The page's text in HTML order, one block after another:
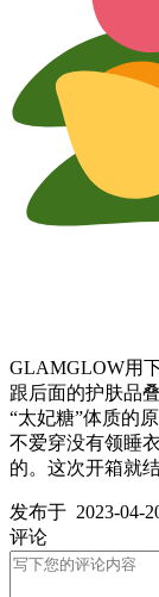
GLAMGLOW用
跟后面的护肤品
“太妃糖”体质的
不爱穿没有领睡
的。这次开箱就
发布于 2023-04-
评论